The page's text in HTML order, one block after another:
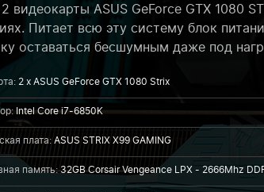
видеокарты ASUS GeForce GTX 1080
Питает всю эту систему блок
оставаться бесшумным даже под
2 x ASUS GeForce GTX 1080 Strix
Intel Core i7-6850K
плата:ASUS STRIX X99 GAMING
память:32GB Corsair Vengeance LPX - 2666Mhz